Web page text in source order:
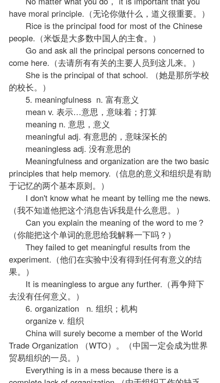
have moral principle.（无论你做什么，道义很重要。）
Rice is the principal food for most of the Chinese
people.（米饭是大多数中国人的主食。）
Go and ask all the principal persons concerned to
come here.（去请所有有关的主要人员到这儿来。）
She is the principal of that school. （她是那所学校
的校长。）
5. meaningfulness n. 富有意义
mean v. 表示…意思，意味着；打算
meaning n. 意思，意义
meaningful adj. 有意思的，意味深长的
meaningless adj. 没有意思的
Meaningfulness and organization are the two basic
principles that help memory.（信息的意义和组织是有助
于记忆的两个基本原则。）
I don't know what he meant by telling me the news.
（我不知道他把这个消息告诉我是什么意思。）
Can you explain the meaning of the word to me？
（你能把这个单词的意思给我解释一下吗？）
They failed to get meaningful results from the
experiment.（他们在实验中没有得到任何有意义的结
果。）
It is meaningless to argue any further.（再争辩下
去没有任何意义。）
6. organization n. 组织；机构
organize v. 组织
China will surely become a member of the World
Trade Organization （WTO）。（中国一定会成为世界
贸易组织的一员。）
Everything is in a mess because there is a